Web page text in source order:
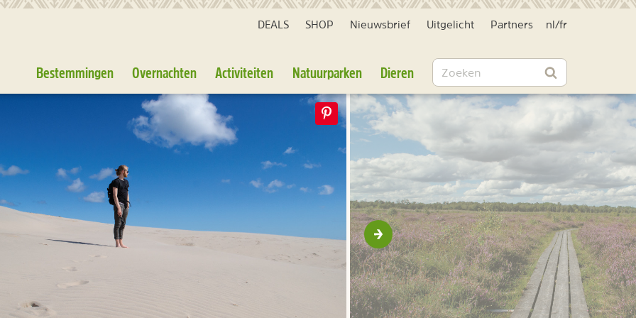
DEALS SHOP Nieuwsbrief Uitgelicht Partners nl /fr
Bestemmingen Overnachten Activiteiten Natuurparken Dieren Zoeken
Zoeken
Volgende